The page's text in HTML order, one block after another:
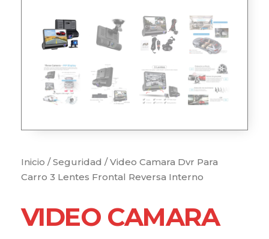
Inicio /Seguridad / Video Camara Dvr Para
Carro 3 Lentes Frontal Reversa Interno
VIDEO CAMARA